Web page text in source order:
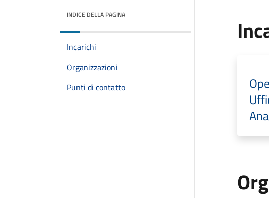
INDICE DELLA PAGINA
Incarichi
Organizzazioni
Punti di contatto